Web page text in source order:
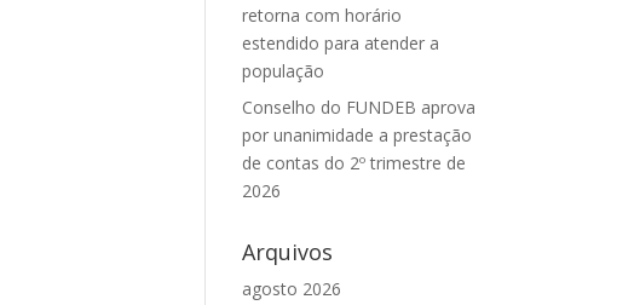
retorna com horário
estendido para atender a
população
Conselho do FUNDEB aprova
por unanimidade a prestação
de contas do 2º trimestre de
2026
Arquivos
agosto 2026